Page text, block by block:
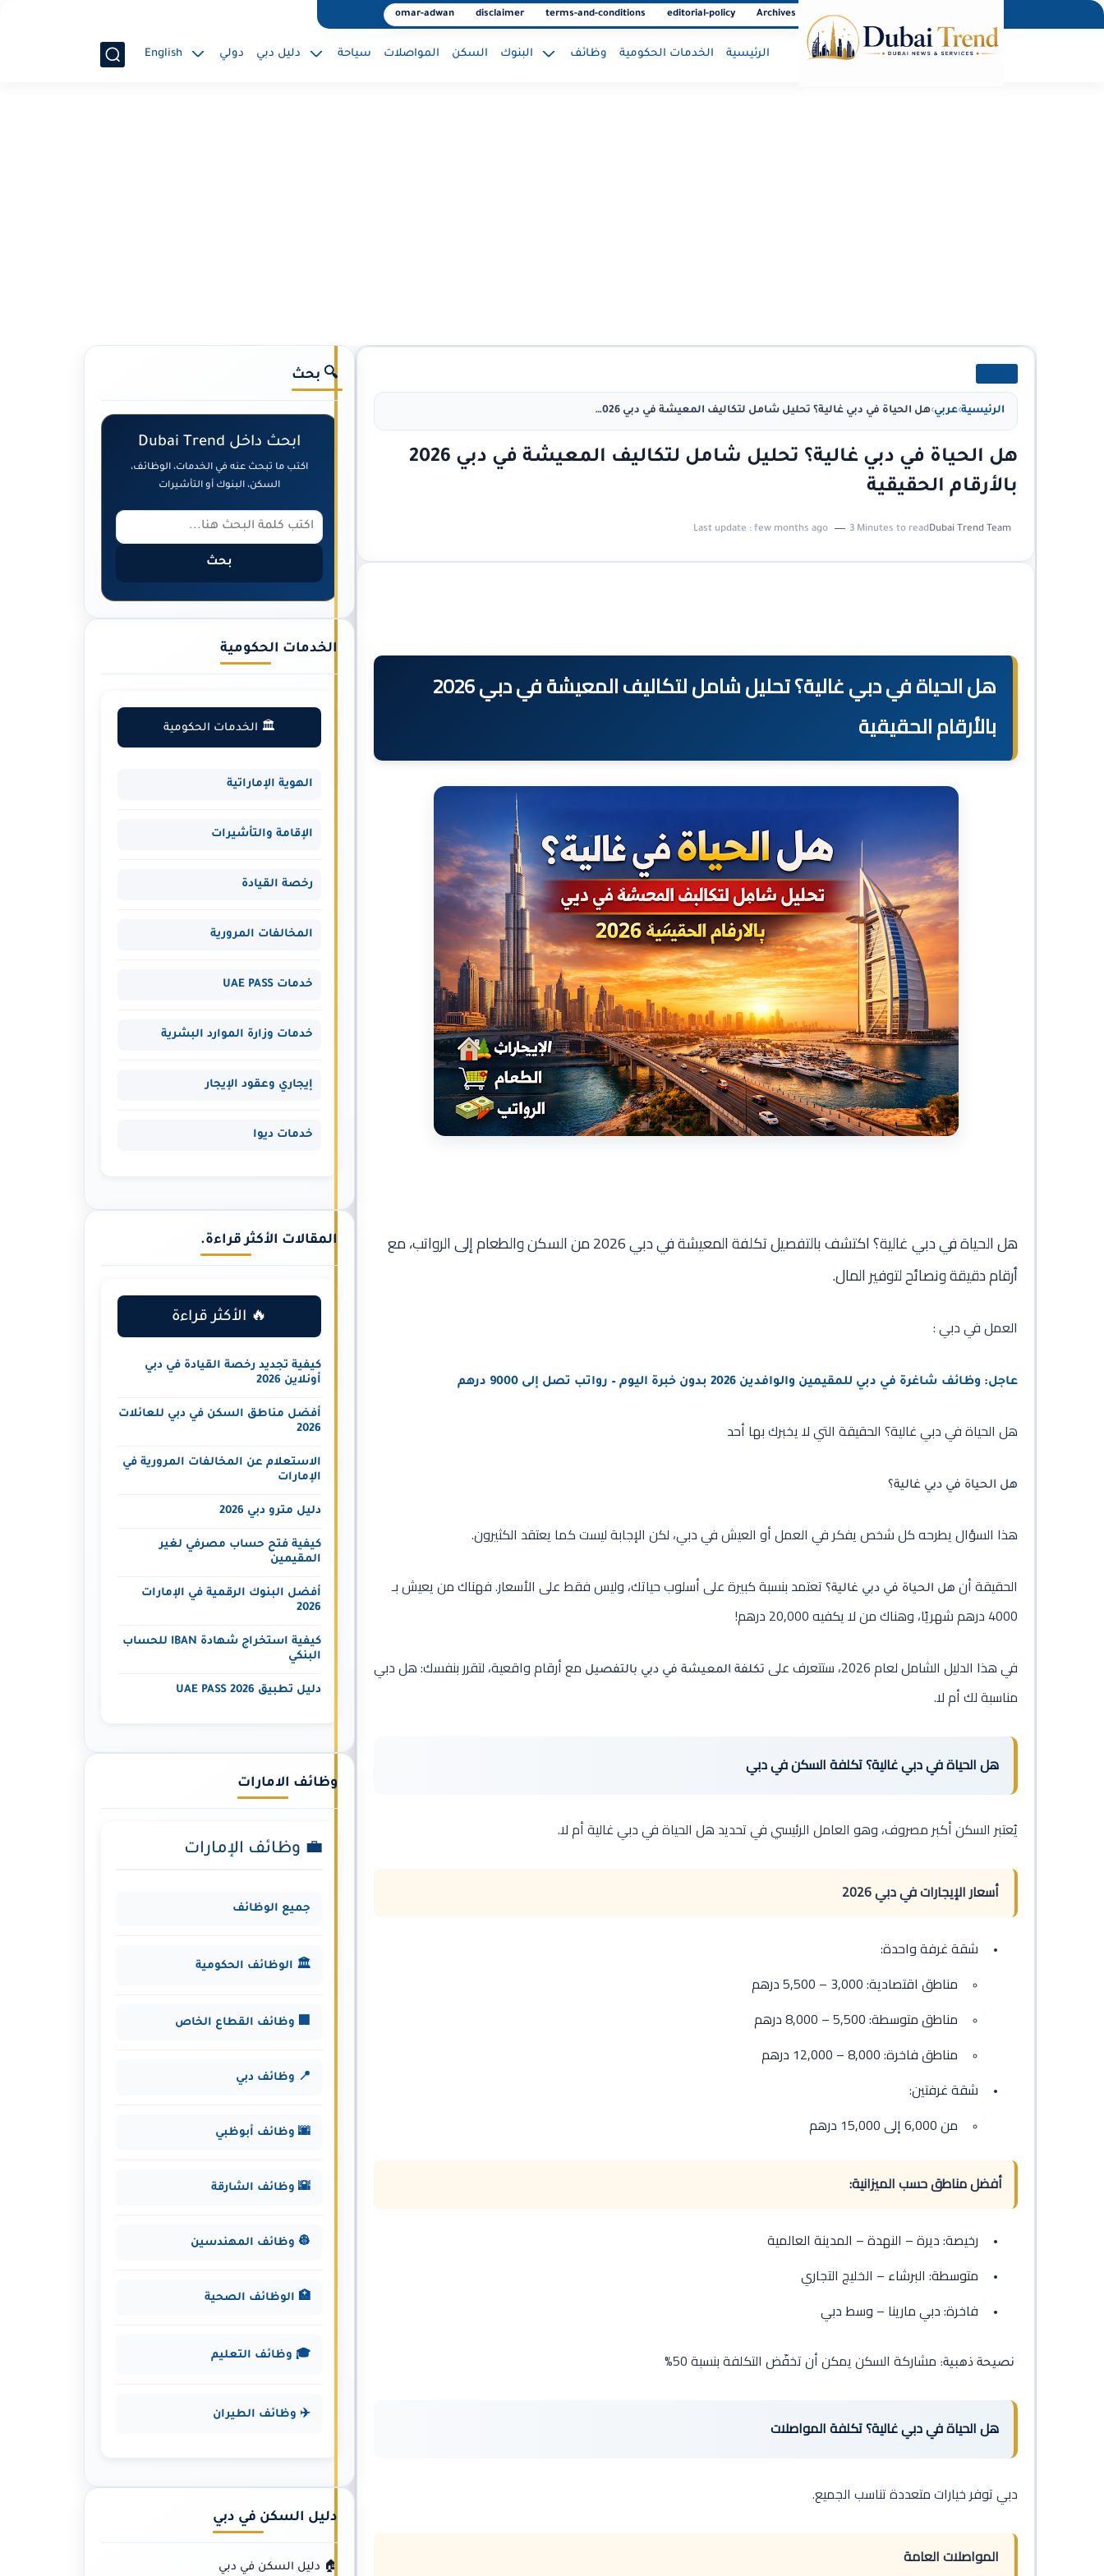
About Us
Archives
editorial-policy
terms-and-conditions
disclaimer
omar-adwan
الرئيسية الخدمات الحكومية وظائف البنوك السكن المواصلات سياحة دليل دبي دولي English
الرئيسية›عربي› هل الحياة في دبي غالية؟ تحليل شامل لتكاليف المعيشة في دبي 2026 بالأرقام الحقيقية
هل الحياة في دبي غالية؟ تحليل شامل لتكاليف المعيشة في دبي 2026
بالأرقام الحقيقية
Dubai Trend Team
Last update : few months ago 3 Minutes to read
هل الحياة في دبي غالية؟ تحليل شامل لتكاليف المعيشة في دبي 2026
بالأرقام الحقيقية
هل الحياة في دبي غالية؟ اكتشف بالتفصيل تكلفة المعيشة في دبي 2026 من السكن والطعام إلى الرواتب، مع
أرقام دقيقة ونصائح لتوفير المال.
العمل في دبي :
عاجل: وظائف شاغرة في دبي للمقيمين والوافدين 2026 بدون خبرة اليوم – رواتب تصل إلى 9000 درهم
هل الحياة في دبي غالية؟ الحقيقة التي لا يخبرك بها أحد
هل الحياة في دبي غالية؟
هذا السؤال يطرحه كل شخص يفكر في العمل أو العيش في دبي، لكن الإجابة ليست كما يعتقد الكثيرون.
الحقيقة أن هل الحياة في دبي غالية؟ تعتمد بنسبة كبيرة على أسلوب حياتك، وليس فقط على الأسعار. فهناك من يعيش بـ
4000 درهم شهريًا، وهناك من لا يكفيه 20,000 درهم!
في هذا الدليل الشامل لعام 2026، ستتعرف على تكلفة المعيشة في دبي بالتفصيل مع أرقام واقعية، لتقرر بنفسك: هل دبي
مناسبة لك أم لا.
هل الحياة في دبي غالية؟ تكلفة السكن في دبي
يُعتبر السكن أكبر مصروف، وهو العامل الرئيسي في تحديد هل الحياة في دبي غالية أم لا.
أسعار الإيجارات في دبي 2026
شقة غرفة واحدة:
مناطق اقتصادية: 3,000 – 5,500 درهم
مناطق متوسطة: 5,500 – 8,000 درهم
مناطق فاخرة: 8,000 – 12,000 درهم
شقة غرفتين:
من 6,000 إلى 15,000 درهم
أفضل مناطق حسب الميزانية:
رخيصة: ديرة – النهدة – المدينة العالمية
متوسطة: البرشاء – الخليج التجاري
فاخرة: دبي مارينا – وسط دبي
نصيحة ذهبية: مشاركة السكن يمكن أن تخفّض التكلفة بنسبة 50%
هل الحياة في دبي غالية؟ تكلفة المواصلات
دبي توفر خيارات متعددة تناسب الجميع.
المواصلات العامة
🔍 بحث
ابحث داخل Dubai Trend
اكتب ما تبحث عنه في الخدمات، الوظائف،
السكن، البنوك أو التأشيرات
بحث
الخدمات الحكومية
🏛️ الخدمات الحكومية
الهوية الإماراتية
الإقامة والتأشيرات
رخصة القيادة
المخالفات المرورية
خدمات UAE PASS
خدمات وزارة الموارد البشرية
إيجاري وعقود الإيجار
خدمات ديوا
المقالات الأكثر قراءة.
🔥 الأكثر قراءة
كيفية تجديد رخصة القيادة في دبي
أونلاين 2026
أفضل مناطق السكن في دبي للعائلات
2026
الاستعلام عن المخالفات المرورية في
الإمارات
دليل مترو دبي 2026
كيفية فتح حساب مصرفي لغير
المقيمين
أفضل البنوك الرقمية في الإمارات
2026
كيفية استخراج شهادة IBAN للحساب
البنكي
دليل تطبيق UAE PASS 2026
وظائف الامارات
💼 وظائف الإمارات
جميع الوظائف
🏛️ الوظائف الحكومية
🏢 وظائف القطاع الخاص
📍 وظائف دبي
🌆 وظائف أبوظبي
🌇 وظائف الشارقة
👷 وظائف المهندسين
🏥 الوظائف الصحية
🎓 وظائف التعليم
✈️ وظائف الطيران
دليل السكن في دبي
🏠 دليل السكن في دبي